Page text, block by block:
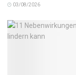
03/08/2026